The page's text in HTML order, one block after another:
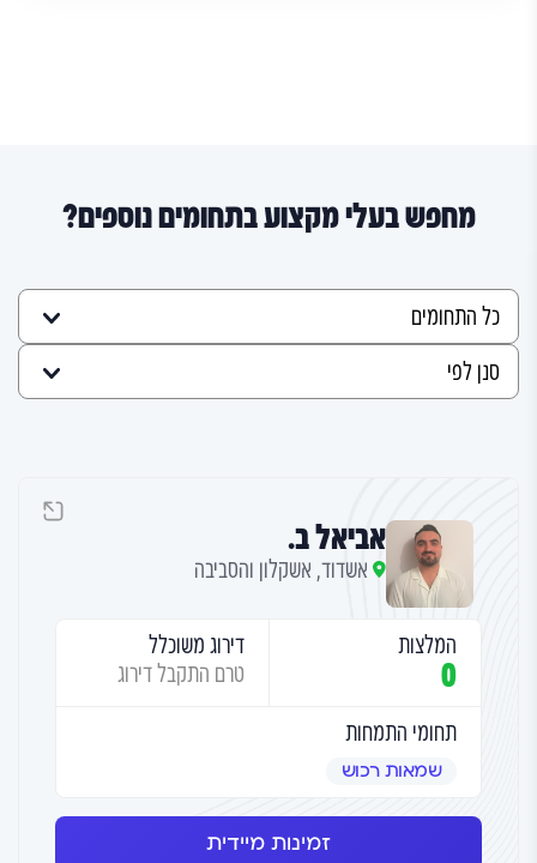
מחפש בעלי מקצוע בתחומים נוספים?
אביאל ב.
אשדוד, אשקלון והסביבה
המלצות
0
דירוג משוכלל
טרם התקבל דירוג
תחומי התמחות
שמאות רכוש
זמינות מיידית